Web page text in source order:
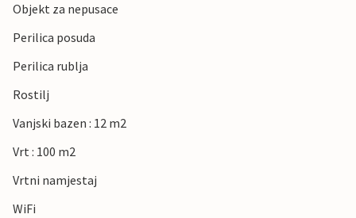
Objekt za nepusace
Perilica posuda
Perilica rublja
Rostilj
Vanjski bazen : 12 m2
Vrt : 100 m2
Vrtni namjestaj
WiFi